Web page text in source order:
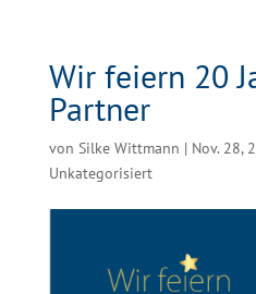
Wir feiern 20
Partner
von Silke Wittmann | Nov. 28,
Unkategorisiert